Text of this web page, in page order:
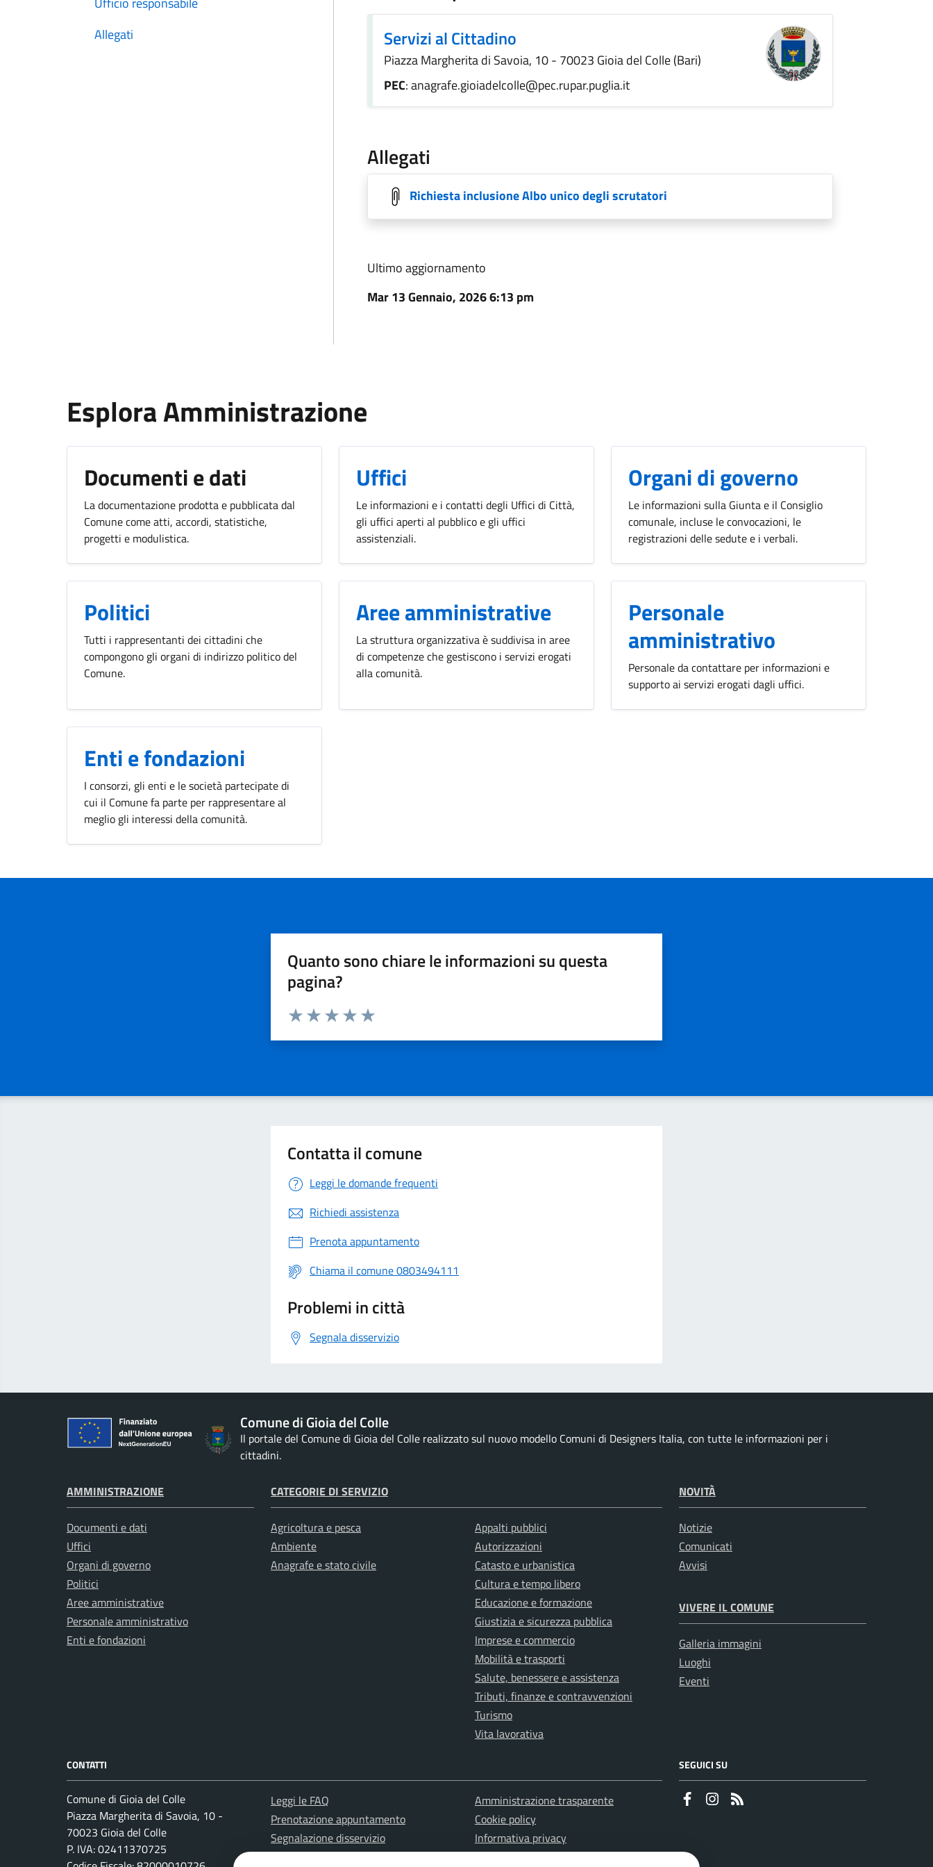
Allegati
Servizi al Cittadino
Piazza Margherita di Savoia, 10 - 70023 Gioia del Colle (Bari)
PEC: anagrafe.gioiadelcolle@pec.rupar.puglia.it
Allegati
Richiesta inclusione Albo unico degli scrutatori
Ultimo aggiornamento
Mar 13 Gennaio, 2026 6:13 pm
Esplora Amministrazione
Documenti e dati
La documentazione prodotta e pubblicata dal
Comune come atti, accordi, statistiche,
progetti e modulistica.
Uffici
Le informazioni e i contatti degli Uffici di Città,
gli uffici aperti al pubblico e gli uffici
assistenziali.
Organi di governo
Le informazioni sulla Giunta e il Consiglio
comunale, incluse le convocazioni, le
registrazioni delle sedute e i verbali.
Politici
Tutti i rappresentanti dei cittadini che
compongono gli organi di indirizzo politico del
Comune.
Aree amministrative
La struttura organizzativa è suddivisa in aree
di competenze che gestiscono i servizi erogati
alla comunità.
Personale
amministrativo
Personale da contattare per informazioni e
supporto ai servizi erogati dagli uffici.
Enti e fondazioni
I consorzi, gli enti e le società partecipate di
cui il Comune fa parte per rappresentare al
meglio gli interessi della comunità.
Quanto sono chiare le informazioni su questa
pagina?
Valuta da 1 a 5 stelle la pagina
Contatta il comune
Leggi le domande frequenti
Richiedi assistenza
Prenota appuntamento
Chiama il comune 0803494111
Problemi in città
Segnala disservizio
Comune di Gioia del Colle
Il portale del Comune di Gioia del Colle realizzato sul nuovo modello Comuni di Designers Italia, con tutte le informazioni per i
cittadini.
AMMINISTRAZIONE
Documenti e dati
Uffici
Organi di governo
Politici
Aree amministrative
Personale amministrativo
Enti e fondazioni
CATEGORIE DI SERVIZIO
Agricoltura e pesca
Ambiente
Anagrafe e stato civile
Appalti pubblici
Autorizzazioni
Catasto e urbanistica
Cultura e tempo libero
Educazione e formazione
Giustizia e sicurezza pubblica
Imprese e commercio
Mobilità e trasporti
Salute, benessere e assistenza
Tributi, finanze e contravvenzioni
Turismo
Vita lavorativa
NOVITÀ
Notizie
Comunicati
Avvisi
VIVERE IL COMUNE
Galleria immagini
Luoghi
Eventi
CONTATTI
Comune di Gioia del Colle
Piazza Margherita di Savoia, 10 -
70023 Gioia del Colle
P. IVA: 02411370725
Leggi le FAQ
Prenotazione appuntamento
Segnalazione disservizio
Richiesta d'assistenza
Amministrazione trasparente
Cookie policy
Informativa privacy
Note Legali
SEGUICI SU
FaceboookInstagram